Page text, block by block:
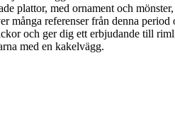
plattor, med ornament och
referenser från denna
och ger dig ett erbjudande till
med en kakelvägg.